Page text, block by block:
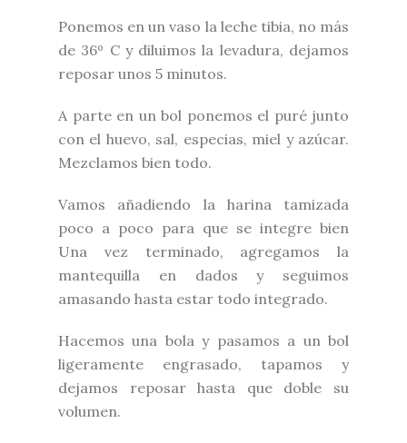
Ponemos en un vaso la leche tibia, no más
de 36º C y diluimos la levadura, dejamos
reposar unos 5 minutos.
A parte en un bol ponemos el puré junto
con el huevo, sal, especias, miel y azúcar.
Mezclamos bien todo.
Vamos añadiendo la harina tamizada
poco a poco para que se integre bien
Una vez terminado, agregamos la
mantequilla en dados y seguimos
amasando hasta estar todo integrado.
Hacemos una bola y pasamos a un bol
ligeramente engrasado, tapamos y
dejamos reposar hasta que doble su
volumen.